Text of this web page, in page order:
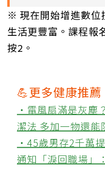
※ 現在開始增進數位
生活更豐富。課程報
按2。
💪更多健康推薦
‧電風扇滿是灰塵
潔法 多加一物還能
‧45歲男存2千萬
通知「淚回職場」